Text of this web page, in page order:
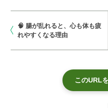
🧠 腸が乱れると、心も体も疲
れやすくなる理由
このURL